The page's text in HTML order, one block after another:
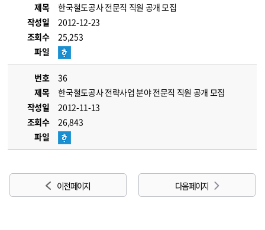
제목
한국철도공사 전문직 직원 공개 모집
작성일
2012-12-23
조회수
25,253
파일
번호
36
제목
한국철도공사 전략사업 분야 전문직 직원 공개 모집
작성일
2012-11-13
조회수
26,843
파일
이전 페이지 다음 페이지